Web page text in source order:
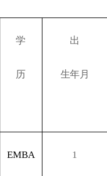
学
历
出
生年月
EMBA 1